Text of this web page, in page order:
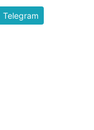
Telegram